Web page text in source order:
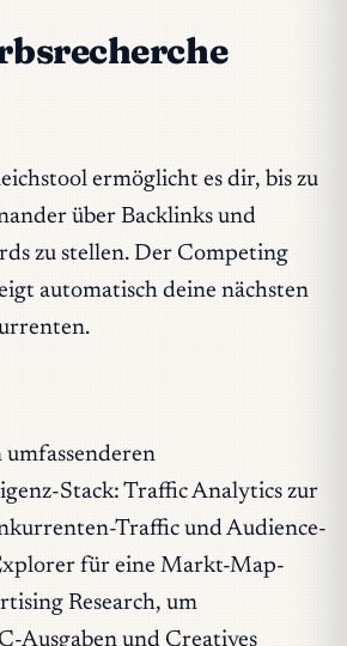
ermöglicht es dir, bis zu
über Backlinks und
zu stellen. Der Competing
automatisch deine nächsten
umfassenderen
Stack: Traffic Analytics zur
Traffic und Audience-
für eine Markt-Map-
Research, um
Ausgaben und Creatives